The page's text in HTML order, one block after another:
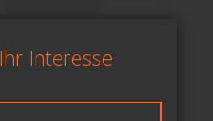
Interesse